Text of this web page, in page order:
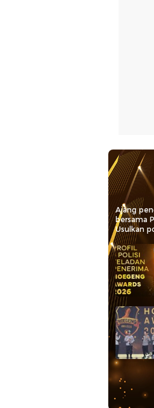
Ajang
bersama
Usulkan